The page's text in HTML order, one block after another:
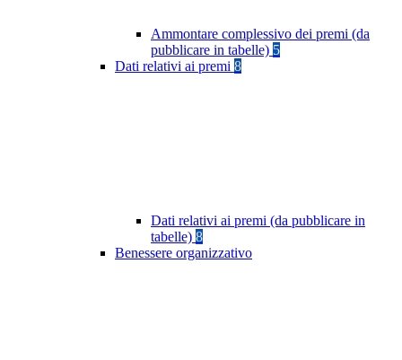
Ammontare complessivo dei premi (da
pubblicare in tabelle) 5
Dati relativi ai premi 8
Dati relativi ai premi (da pubblicare in
tabelle) 8
Benessere organizzativo